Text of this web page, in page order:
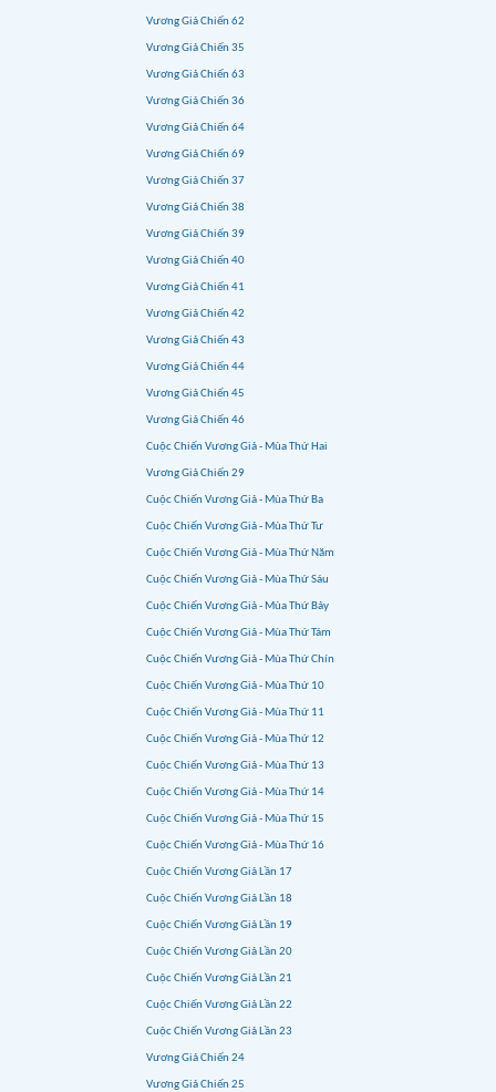
Vương Giả Chiến 62
Vương Giả Chiến 35
Vương Giả Chiến 63
Vương Giả Chiến 36
Vương Giả Chiến 64
Vương Giả Chiến 69
Vương Giả Chiến 37
Vương Giả Chiến 38
Vương Giả Chiến 39
Vương Giả Chiến 40
Vương Giả Chiến 41
Vương Giả Chiến 42
Vương Giả Chiến 43
Vương Giả Chiến 44
Vương Giả Chiến 45
Vương Giả Chiến 46
Cuộc Chiến Vương Giả - Mùa Thứ Hai
Vương Giả Chiến 29
Cuộc Chiến Vương Giả - Mùa Thứ Ba
Cuộc Chiến Vương Giả - Mùa Thứ Tư
Cuộc Chiến Vương Giả - Mùa Thứ Năm
Cuộc Chiến Vương Giả - Mùa Thứ Sáu
Cuộc Chiến Vương Giả - Mùa Thứ Bảy
Cuộc Chiến Vương Giả - Mùa Thứ Tám
Cuộc Chiến Vương Giả - Mùa Thứ Chín
Cuộc Chiến Vương Giả - Mùa Thứ 10
Cuộc Chiến Vương Giả - Mùa Thứ 11
Cuộc Chiến Vương Giả - Mùa Thứ 12
Cuộc Chiến Vương Giả - Mùa Thứ 13
Cuộc Chiến Vương Giả - Mùa Thứ 14
Cuộc Chiến Vương Giả - Mùa Thứ 15
Cuộc Chiến Vương Giả - Mùa Thứ 16
Cuộc Chiến Vương Giả Lần 17
Cuộc Chiến Vương Giả Lần 18
Cuộc Chiến Vương Giả Lần 19
Cuộc Chiến Vương Giả Lần 20
Cuộc Chiến Vương Giả Lần 21
Cuộc Chiến Vương Giả Lần 22
Cuộc Chiến Vương Giả Lần 23
Vương Giả Chiến 24
Vương Giả Chiến 25